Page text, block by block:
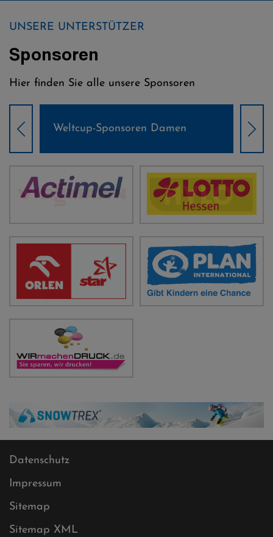
UNSERE UNTERSTÜTZER
Sponsoren
Hier finden Sie alle unsere Sponsoren
Weltcup-Sponsoren Damen
Datenschutz
Impressum
Sitemap
Sitemap XML